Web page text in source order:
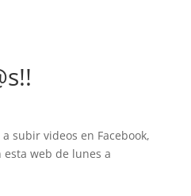
subir videos en Facebook,
web de lunes a